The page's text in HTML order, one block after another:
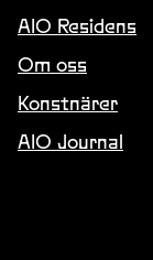
AIO Residens
Om oss
Konstnärer
AIO Journal